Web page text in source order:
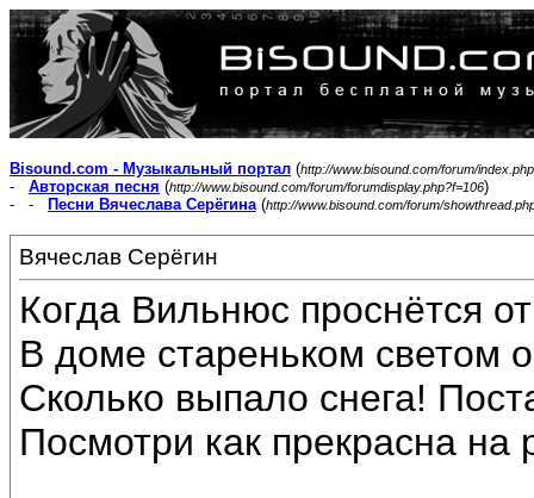
Bisound.com - Музыкальный портал (http://www.bisound.com/forum/index.php
- Авторская песня (http://www.bisound.com/forum/forumdisplay.php?f=106)
- -
Песни Вячеслава Серёгина(http://www.bisound.com/forum/
Вячеслав Серёгин
Когда Вильнюс проснётся
В доме стареньком светом
Сколько выпало снега!
Посмотри как прекрасна на